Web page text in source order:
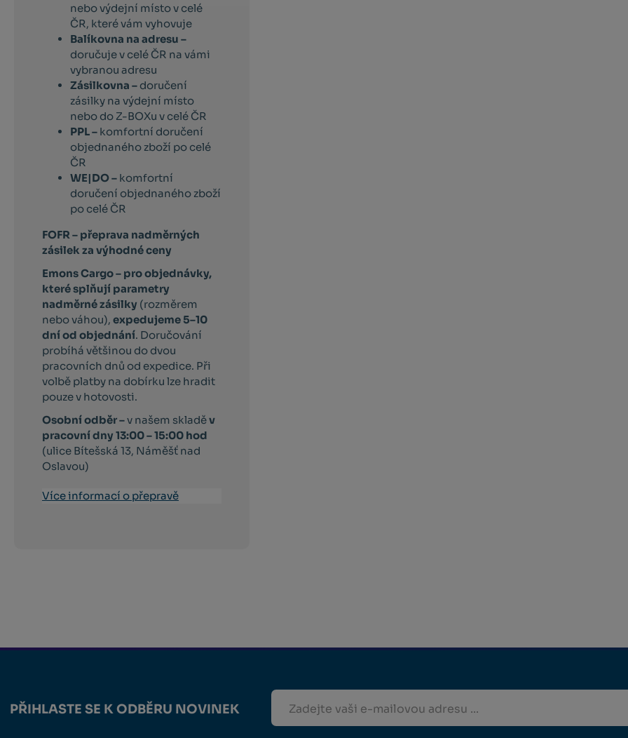
nebo výdejní místo v celé
ČR, které vám vyhovuje
Balíkovna na adresu –
doručuje v celé ČR na vámi
vybranou adresu
Zásilkovna – doručení
zásilky na výdejní místo
nebo do Z-BOXu v celé ČR
PPL – komfortní doručení
objednaného zboží po celé
ČR
WE|DO – komfortní
doručení objednaného zboží
po celé ČR
FOFR – přeprava nadměrných
zásilek za výhodné ceny
Emons Cargo – pro objednávky,
které splňují parametry
nadměrné zásilky (rozměrem
nebo váhou), expedujeme 5–10
dní od objednání. Doručování
probíhá většinou do dvou
pracovních dnů od expedice. Při
volbě platby na dobírku lze hradit
pouze v hotovosti.
Osobní odběr –v našem skladěv
pracovní dny 13:00 – 15:00 hod
(ulice Bítešská 13, Náměšť nad
Oslavou)
Více informací o přepravě
PŘIHLASTE SE K ODBĚRU NOVINEK